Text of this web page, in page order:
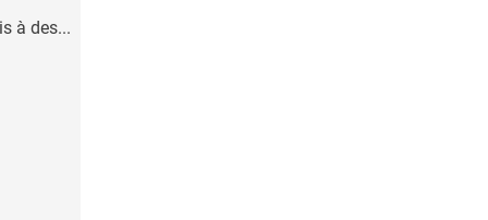
à des...